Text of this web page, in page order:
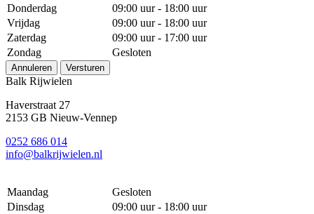
Donderdag
09:00 uur - 18:00 uur
Vrijdag
09:00 uur - 18:00 uur
Zaterdag
09:00 uur - 17:00 uur
Zondag
Gesloten
Annuleren Versturen
Balk Rijwielen
Haverstraat 27
2153 GB Nieuw-Vennep
0252 686 014
info@balkrijwielen.nl
Maandag
Gesloten
Dinsdag
09:00 uur - 18:00 uur